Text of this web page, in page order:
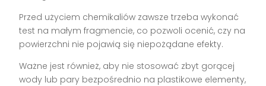
Przed użyciem chemikaliów zawsze trzeba wykonać
test na małym fragmencie, co pozwoli ocenić, czy na
powierzchni nie pojawią się niepożądane efekty.
Ważne jest również, aby nie stosować zbyt gorącej
wody lub pary bezpośrednio na plastikowe elementy,